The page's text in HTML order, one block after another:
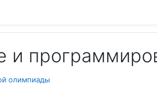
и
олимпиады